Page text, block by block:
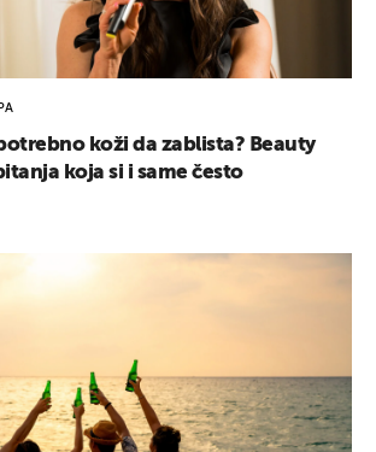
koži da zablista? Beauty
koja si i same često